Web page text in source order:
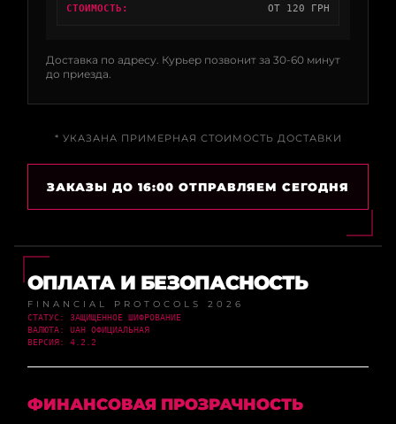
СТОИМОСТЬ: ОТ 120 ГРН
Доставка по адресу. Курьер позвонит за 30-60 минут
до приезда.
* УКАЗАНА ПРИМЕРНАЯ СТОИМОСТЬ ДОСТАВКИ
ЗАКАЗЫ ДО 16:00 ОТПРАВЛЯЕМ СЕГОДНЯ
ОПЛАТА И БЕЗОПАСНОСТЬ
FINANCIAL PROTOCOLS 2026
СТАТУС: ЗАЩИЩЕННОЕ ШИФРОВАНИЕ
ВАЛЮТА: UAH ОФИЦИАЛЬНАЯ
ВЕРСИЯ: 4.2.2
ФИНАНСОВАЯ ПРОЗРАЧНОСТЬ